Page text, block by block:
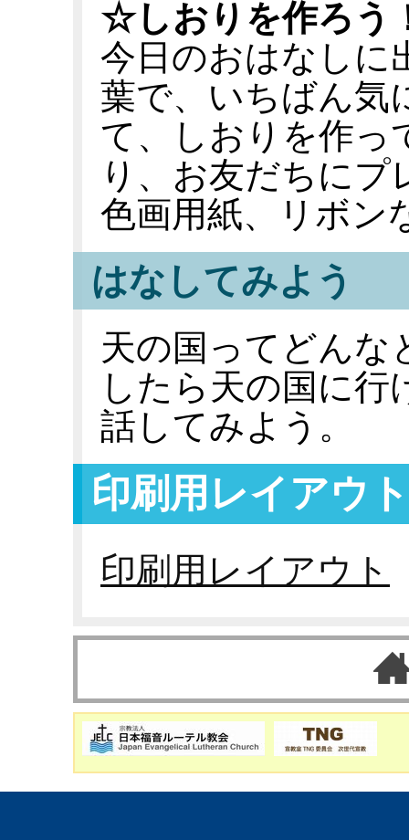
☆しおりを作ろう
今日のおはなしに
葉で、いちばん気
て、しおりを作っ
り、お友だちにプ
色画用紙、リボン
はなしてみよう
天の国ってどん
したら天の国に
話してみよう。
印刷用レイアウト
印刷用レイアウト